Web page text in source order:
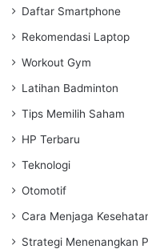
Daftar Smartphone
Rekomendasi Laptop
Workout Gym
Latihan Badminton
Tips Memilih Saham
HP Terbaru
Teknologi
Otomotif
Cara Menjaga
Strategi Menenangkan